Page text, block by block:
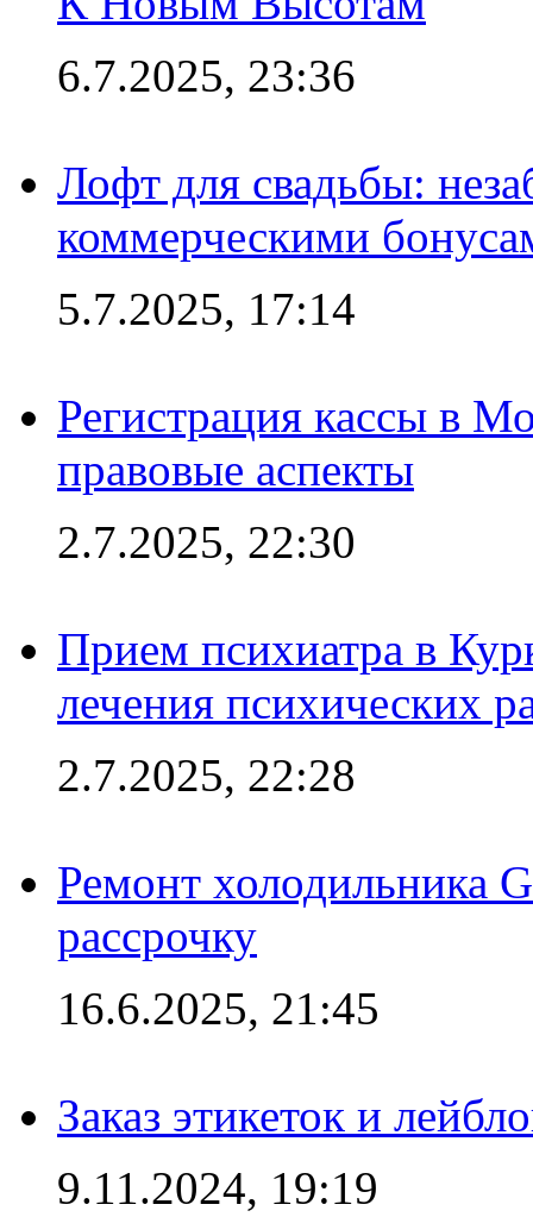
6.7.2025, 23:36
Лофт для свадьбы:
коммерческими
5.7.2025, 17:14
Регистрация кассы в
правовые аспекты
2.7.2025, 22:30
Прием психиатра в
лечения психических
2.7.2025, 22:28
Ремонт холодильника
рассрочку
16.6.2025, 21:45
Заказ этикеток и
9.11.2024, 19:19